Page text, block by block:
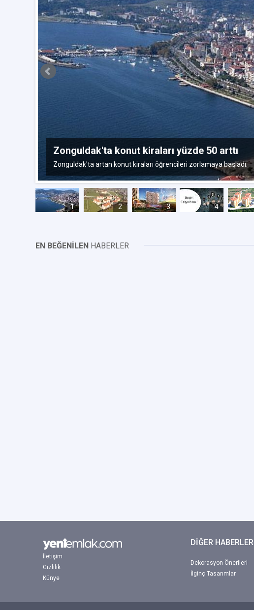
Zonguldak'ta konut kiraları yüzde 50 arttı
Zonguldak'ta artan konut kiraları öğrencileri zorlamaya başladı.
1 2 3 4
EN BEĞENİLEN HABERLER
İletişim
Gizlilik
Künye
DİĞER HABERLER
Dekorasyon Önerileri
İlginç Tasarımlar